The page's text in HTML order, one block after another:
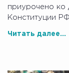
приурочено
Конституции РФ.
Читать далее...